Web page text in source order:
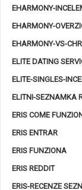
EHARMONY-
EHARMONY-
EHARMONY-VS-
ELITE DATING
ELITE-SINGLES-
ELITNI-SEZNAMKA
ERIS COME
ERIS ENTRAR
ERIS FUNZIONA
ERIS REDDIT
ERIS-RECENZE